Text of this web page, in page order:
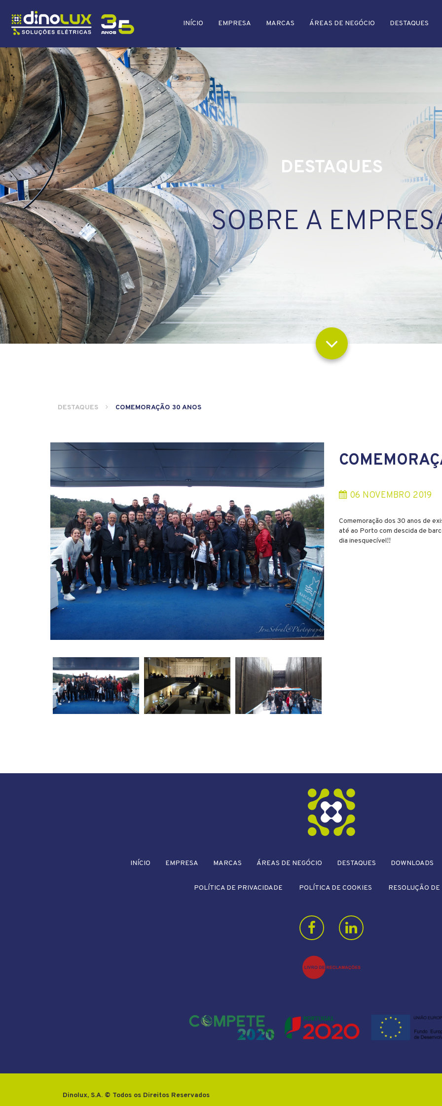
INÍCIO EMPRESA MARCAS ÁREAS DE NEGÓCIO DESTAQUES
DESTAQUES
SOBRE A
DESTAQUES COMEMORAÇÃO 30 ANOS
06 NOVEMBRO 2019
Comemoração dos 30 anos de
até ao Porto com descida de
dia inesquecível!!
INÍCIO EMPRESA MARCAS ÁREAS DE NEGÓCIO DESTAQUES DOWNLOADS
POLÍTICA DE PRIVACIDADE POLÍTICA DE COOKIES RESOLUÇÃO DE
Dinolux, S.A. © Todos os Direitos Reservados